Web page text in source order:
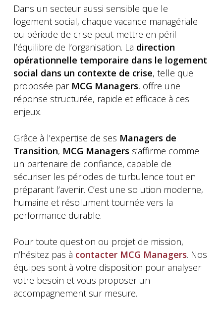
Dans un secteur aussi sensible que le
logement social, chaque vacance managériale
ou période de crise peut mettre en péril
l’équilibre de l’organisation. La direction
opérationnelle temporaire dans le logement
social dans un contexte de crise, telle que
proposée par MCG Managers, offre une
réponse structurée, rapide et efficace à ces
enjeux.
Grâce à l’expertise de ses Managers de
Transition, MCG Managers s’affirme comme
un partenaire de confiance, capable de
sécuriser les périodes de turbulence tout en
préparant l’avenir. C’est une solution moderne,
humaine et résolument tournée vers la
performance durable.
Pour toute question ou projet de mission,
n’hésitez pas à contacter MCG Managers. Nos
équipes sont à votre disposition pour analyser
votre besoin et vous proposer un
accompagnement sur mesure.